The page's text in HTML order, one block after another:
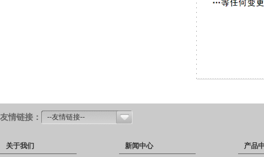
友情链接： --友情链接--
关于我们
新闻中心
产品